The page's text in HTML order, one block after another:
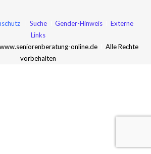
Suche Gender-Hinweis
Externe
Links
www.seniorenberatung-online.de
Alle Rechte
vorbehalten